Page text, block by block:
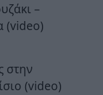
–
(video)
στην
(video)